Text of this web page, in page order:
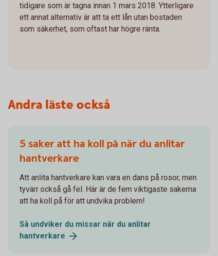
tidigare som är tagna innan 1 mars 2018. Ytterligare
ett annat alternativ är att ta ett lån utan bostaden
som säkerhet, som oftast har högre ränta.
Andra läste också
5 saker att ha koll på när du anlitar
hantverkare
Att anlita hantverkare kan vara en dans på rosor, men
tyvärr också gå fel. Här är de fem viktigaste sakerna
att ha koll på för att undvika problem!
Så undviker du missar när du anlitar
hantverkare